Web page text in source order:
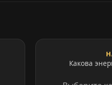
Какова